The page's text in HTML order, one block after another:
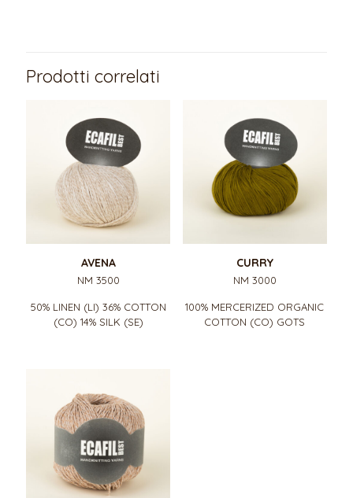
Prodotti correlati
AVENA
NM 3500
50% LINEN (LI) 36% COTTON
(CO) 14% SILK (SE)
CURRY
NM 3000
100% MERCERIZED ORGANIC
COTTON (CO) GOTS